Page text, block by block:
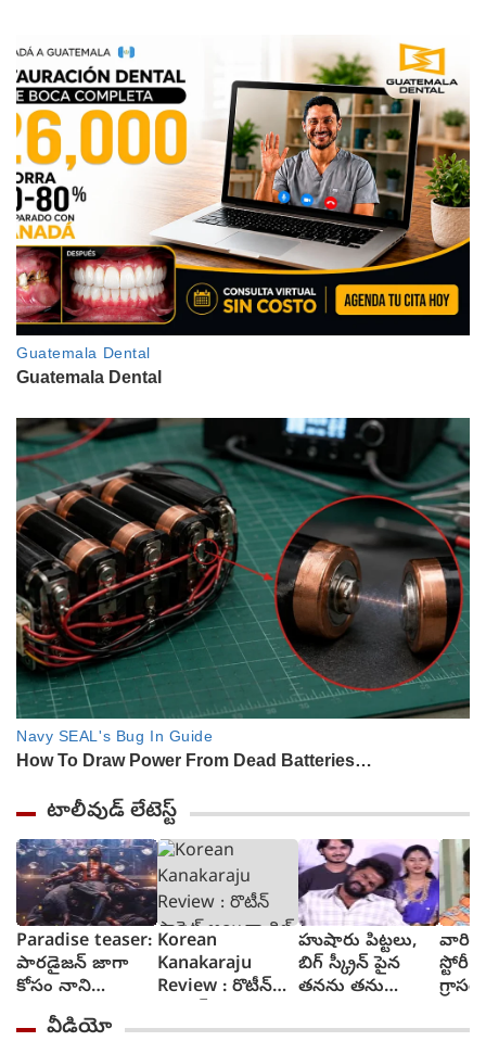
టాలీవుడ్ లేటెస్ట్
Paradise teaser:
పారడైజన్ జాగా
కోసం నాని
రక్తపాతం స్రుష్టించిన
టీజర్ వచ్చేసింది
Korean
Kanakaraju
Review : రొటీన్
థ్రిల్ కలిగించే కథగా
హుషారు పిట్టలు,
బిగ్ స్క్రీన్ పైన
తనను తను
పగలగొట్టుకున్న
వారి
స్టోరీ
వీడియో